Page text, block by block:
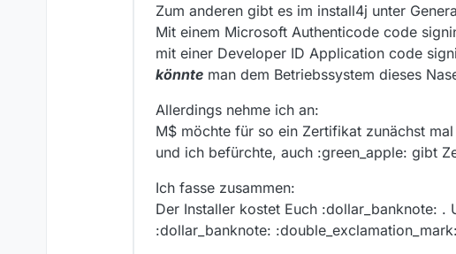
Zum anderen gibt es im install4j unter
Mit einem Microsoft Authenticode code
mit einer Developer ID Application code
könnte man dem Betriebssystem dieses
Allerdings nehme ich an:
M$ möchte für so ein Zertifikat zunächst
und ich befürchte, auch :green_apple: gibt
Ich fasse zusammen:
Der Installer kostet Euch :dollar_banknote:
:dollar_banknote: